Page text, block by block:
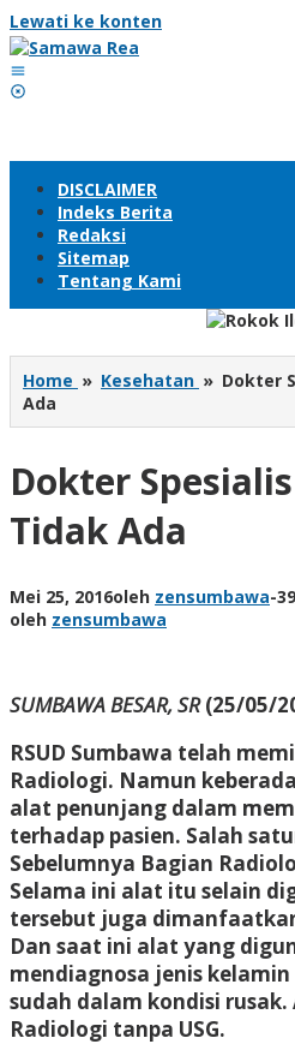
Lewati ke konten
DISCLAIMER
Indeks Berita
Redaksi
Sitemap
Tentang Kami
Home » Kesehatan » Dokter
Ada
Dokter
Tidak Ada
Mei 25, 2016oleh zensumbawa-
oleh zensumbawa
SUMBAWA BESAR, SR (25/05/
RSUD Sumbawa telah
Radiologi. Namun
alat penunjang dalam
terhadap pasien. Salah
Sebelumnya Bagian
Selama ini alat itu selain
tersebut juga
Dan saat ini alat yang
mendiagnosa jenis
sudah dalam kondisi
Radiologi tanpa USG.